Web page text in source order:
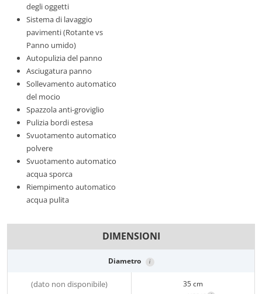
degli oggetti
Sistema di lavaggio
pavimenti (Rotante vs
Panno umido)
Autopulizia del panno
Asciugatura panno
Sollevamento automatico
del mocio
Spazzola anti-groviglio
Pulizia bordi estesa
Svuotamento automatico
polvere
Svuotamento automatico
acqua sporca
Riempimento automatico
acqua pulita
DIMENSIONI
Diametro i
(dato non disponibile) 35 cm